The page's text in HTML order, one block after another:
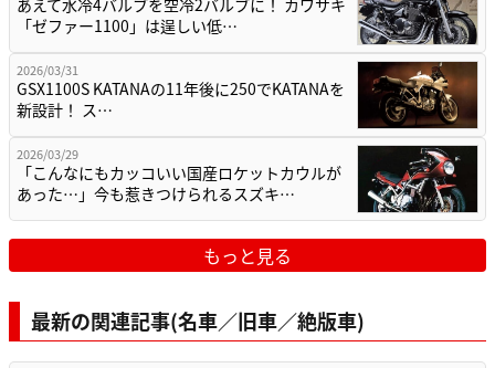
「ゼファー1100」は逞しい低…
2026/03/31
GSX1100S KATANAの11年後に250でKATANAを
新設計！ ス…
2026/03/29
「こんなにもカッコいい国産ロケットカウルが
あった…」今も惹きつけられるスズキ…
もっと見る
最新の関連記事(名車／旧車／絶版車)